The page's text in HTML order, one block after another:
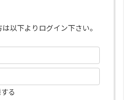
以下よりログイン下さい。
る